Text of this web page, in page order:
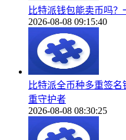
比特派钱包能卖币吗
2026-08-08 09:15:40
比特派全币种多重签
重守护者
2026-08-08 08:30:25